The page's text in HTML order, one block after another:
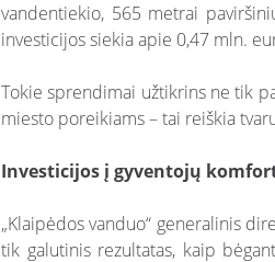
vandentiekio, 565 metrai
investicijos siekia apie 0,47 mln.
Tokie sprendimai užtikrins ne tik
miesto poreikiams – tai reiškia
Investicijos į gyventojų
„Klaipėdos vanduo“ generalinis
tik galutinis rezultatas, kaip